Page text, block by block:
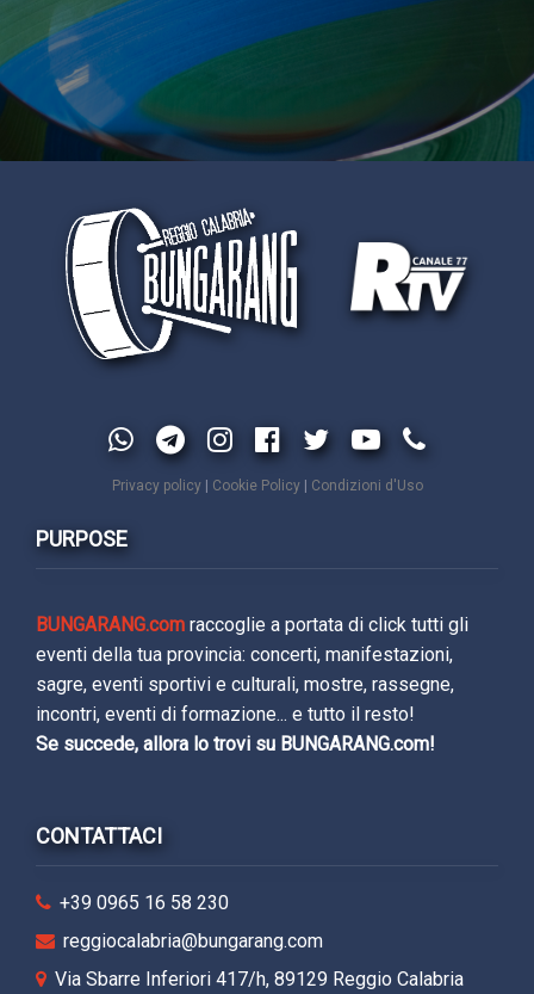
Privacy policy| Cookie Policy| Condizioni d'Uso
PURPOSE
BUNGARANG.com raccoglie a portata di click tutti gli
eventi della tua provincia: concerti, manifestazioni,
sagre, eventi sportivi e culturali, mostre, rassegne,
incontri, eventi di formazione... e tutto il resto!
Se succede, allora lo trovi su BUNGARANG.com!
CONTATTACI
+39 0965 16 58 230
reggiocalabria@bungarang.com
Via Sbarre Inferiori 417/h, 89129 Reggio Calabria